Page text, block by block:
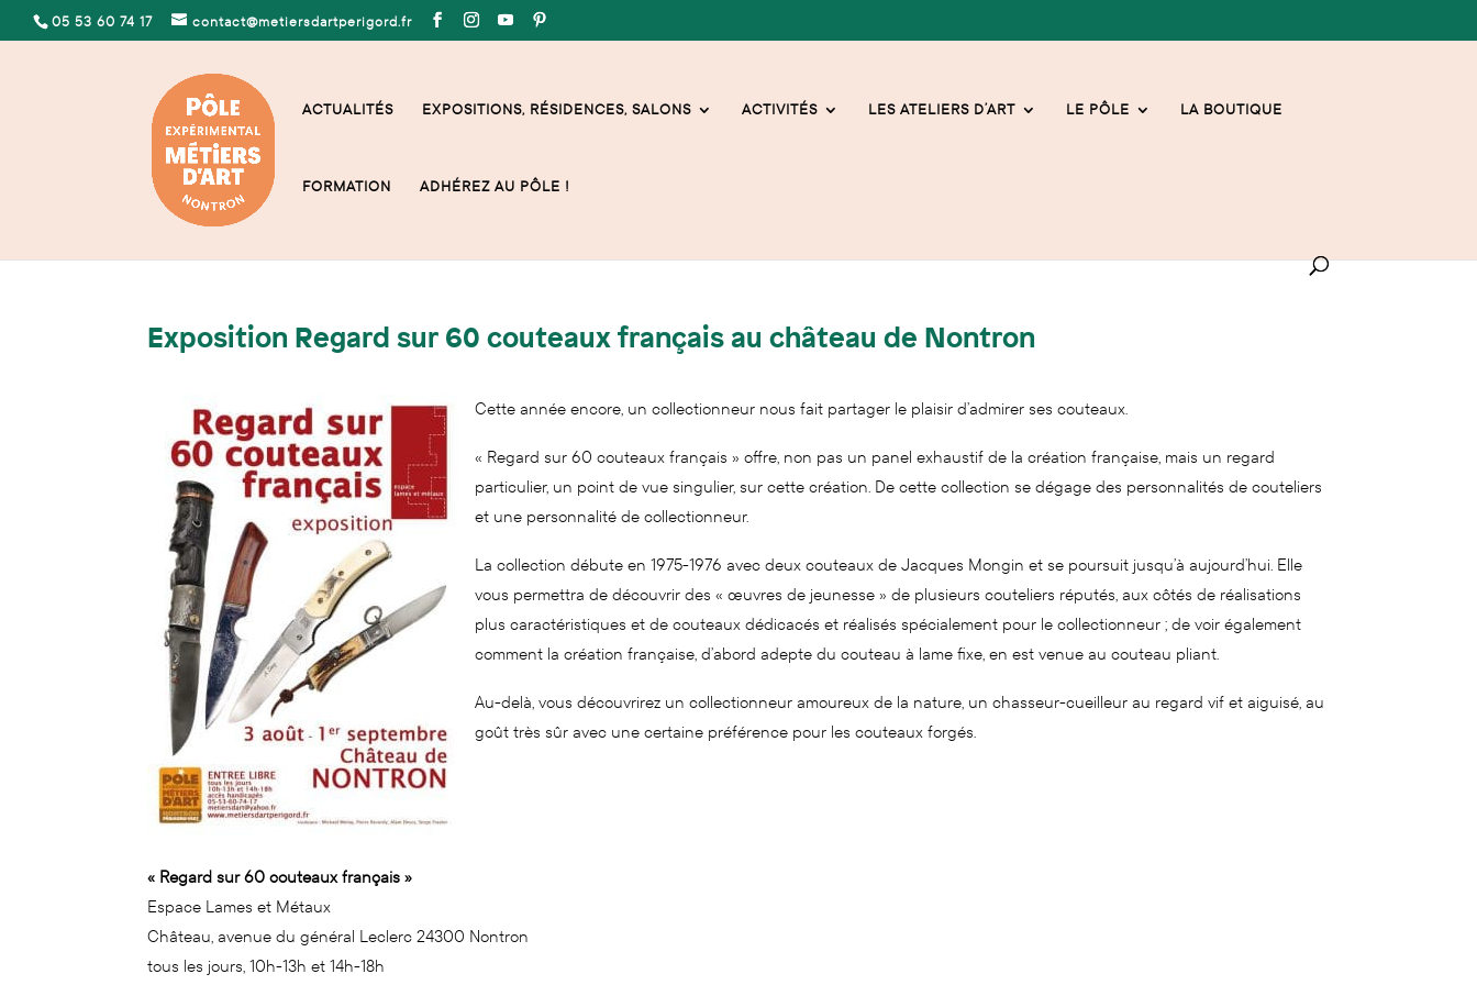
05 53 60 74 17 contact@metiersdartperigord.fr
ACTUALITÉS EXPOSITIONS, RÉSIDENCES, SALONS ACTIVITÉS LES ATELIERS D’ART LE PÔLE LA BOUTIQUE
FORMATION ADHÉREZ AU PÔLE !
Exposition Regard sur 60 couteaux français au château de Nontron
Cette année encore, un collectionneur nous fait partager le plaisir d’admirer ses couteaux.
« Regard sur 60 couteaux français » offre, non pas un panel exhaustif de la création française, mais un regard
particulier, un point de vue singulier, sur cette création. De cette collection se dégage des personnalités de couteliers
et une personnalité de collectionneur.
La collection débute en 1975-1976 avec deux couteaux de Jacques Mongin et se poursuit jusqu’à aujourd’hui. Elle
vous permettra de découvrir des « œuvres de jeunesse » de plusieurs couteliers réputés, aux côtés de réalisations
plus caractéristiques et de couteaux dédicacés et réalisés spécialement pour le collectionneur ; de voir également
comment la création française, d’abord adepte du couteau à lame fixe, en est venue au couteau pliant.
Au-delà, vous découvrirez un collectionneur amoureux de la nature, un chasseur-cueilleur au regard vif et aiguisé, au
goût très sûr avec une certaine préférence pour les couteaux forgés.
« Regard sur 60 couteaux français »
Espace Lames et Métaux
Château, avenue du général Leclerc 24300 Nontron
tous les jours, 10h-13h et 14h-18h